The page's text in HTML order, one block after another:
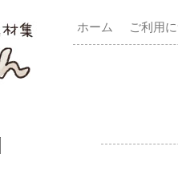
ホーム ご利用